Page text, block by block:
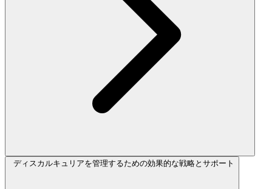
ディスカルキュリアを管理するための効果的な戦略とサポート